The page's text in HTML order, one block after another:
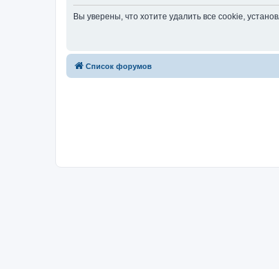
Вы уверены, что хотите удалить все cookie,
Список форумов